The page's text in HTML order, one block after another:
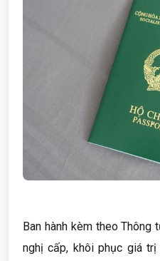
Ban hành kèm theo
nghị cấp, khôi phục giá